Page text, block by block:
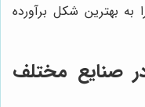
به بهترین شکل برآورده
صنایع مختلف